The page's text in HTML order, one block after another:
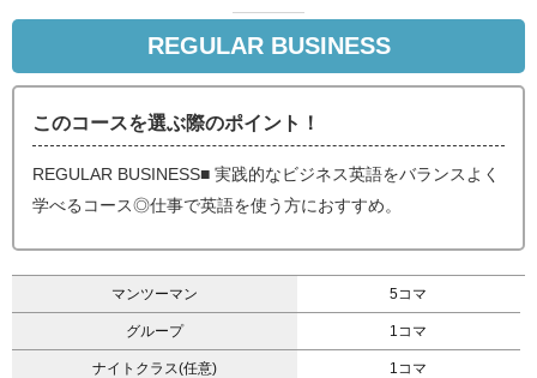
REGULAR BUSINESS
このコースを選ぶ際のポイント！
REGULAR BUSINESS■ 実践的なビジネス英語をバランスよく
学べるコース◎仕事で英語を使う方におすすめ。
マンツーマン 5コマ
グループ 1コマ
ナイトクラス(任意) 1コマ